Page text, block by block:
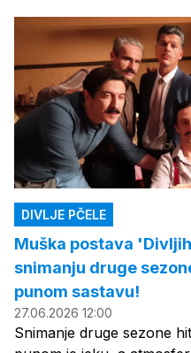
DIVLJE PČELE
Muška postava
snimanju druge
punom sastavu!
27.06.2026 12:00
Snimanje druge sezone